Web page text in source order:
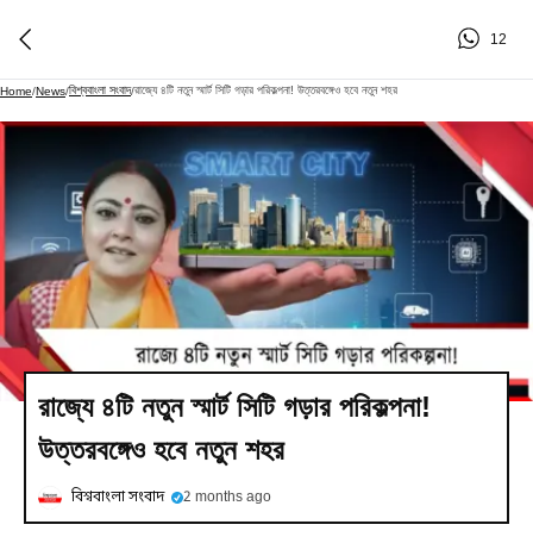
12
Home/News/বিশ্ববাংলা সংবাদ/রাজ্যে ৪টি নতুন স্মার্ট সিটি গড়ার পরিকল্পনা! উত্তরবঙ্গেও হবে নতুন শহর
রাজ্যে ৪টি নতুন স্মার্ট সিটি গড়ার পরিকল্পনা!
উত্তরবঙ্গেও হবে নতুন শহর
বিশ্ববাংলা সংবাদ 2 months ago